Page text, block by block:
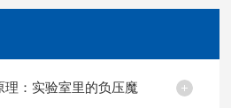
：实验室里的负压魔